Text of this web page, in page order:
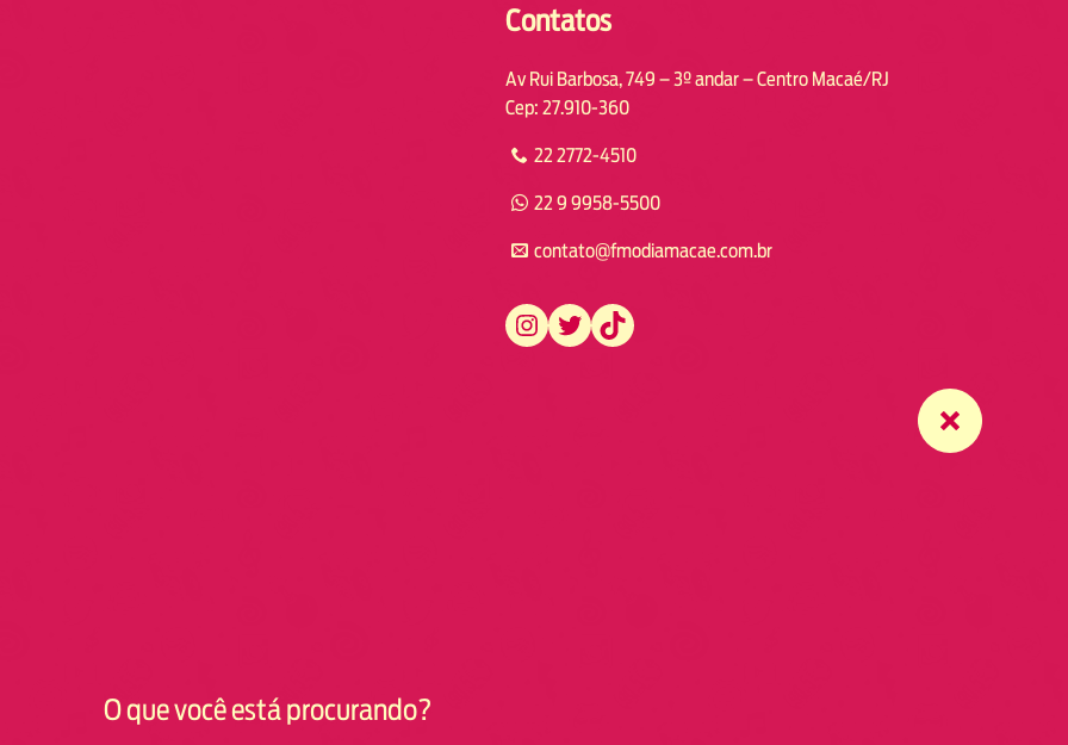
Contatos
Av Rui Barbosa, 749 – 3º andar – Centro Macaé/RJ
Cep: 27.910-360
22 2772-4510
22 9 9958-5500
contato@fmodiamacae.com.br
https://www.instagram.com/fmodia.macae/ https://twitter.com/fmodia.macae/ https://www.tiktok.com/@fmodia.macae
O que você está procurando?